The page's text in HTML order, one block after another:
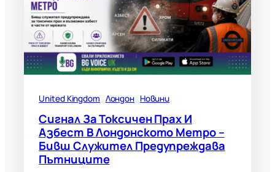
United Kingdom Лондон Новини
Сигнал За Токсичен Прах И
Азбест В Лондонското Метро –
Бивш Служител Предупреждава
Пътниците